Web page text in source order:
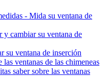
- Mida su ventana de
y cambiar su ventana de
su ventana de inserción
ventanas de las chimeneas
saber sobre las ventanas